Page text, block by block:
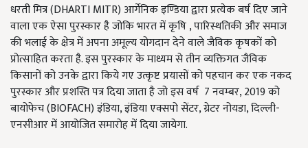
धरती मित्र (DHARTI MITR) आर्गेनिक इण्डिया द्वारा प्रत्येक बर्ष दिए जाने
वाला एक ऐसा पुरस्कार है जोकि भारत में कृषि , पारिस्थतिकी और समाज
की भलाई के क्षेत्र में अपना अमूल्य योगदान देने वाले जैविक कृषकों को
प्रोत्साहित करता है. इस पुरस्कार के माध्यम से तीन व्यक्तिगत जैविक
किसानों को उनके द्वारा किये गए उत्कृष्ट प्रयासों को पहचान कर एक नकद
पुरस्कार और प्रशस्ति पत्र दिया जाता है जो इस वर्ष 7 नवम्बर, 2019 को
बायोफेच (BIOFACH) इंडिया, इंडिया एक्सपो सेंटर, ग्रेटर नोयडा, दिल्ली-
एनसीआर में आयोजित समारोह में दिया जायेगा.